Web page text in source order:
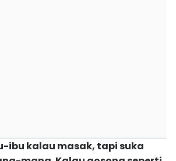
ibu kalau masak, tapi suka